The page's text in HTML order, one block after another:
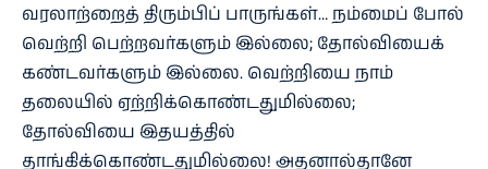
வரலாற்றைத் திரும்பிப் பாருங்கள்… நம்மைப் போல்
வெற்றி பெற்றவர்களும் இல்லை; தோல்வியைக்
கண்டவர்களும் இல்லை. வெற்றியை நாம்
தலையில் ஏற்றிக்கொண்டதுமில்லை;
தோல்வியை இதயத்தில்
தாங்கிக்கொண்டதுமில்லை! அதனால்தானே